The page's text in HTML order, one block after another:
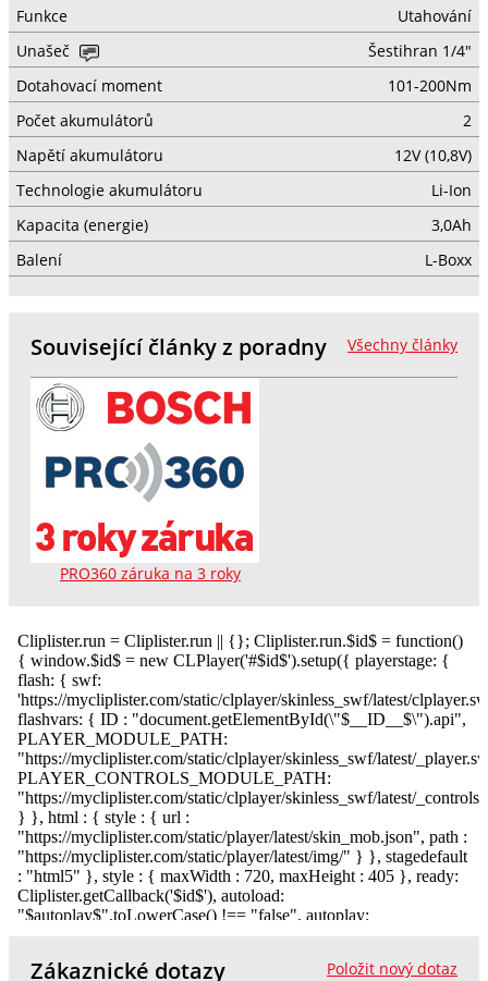
Funkce
Utahování
Unašeč
Šestihran 1/4"
Dotahovací moment
101-200Nm
Počet akumulátorů
2
Napětí akumulátoru
12V (10,8V)
Technologie akumulátoru
Li-Ion
Kapacita (energie)
3,0Ah
Balení
L-Boxx
Všechny články
Související články z poradny
PRO360 záruka na 3 roky
Položit nový dotaz
Zákaznické dotazy